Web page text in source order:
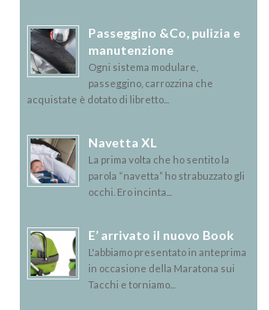
Passeggino &Co, pulizia e
manutenzione
Ogni sistema modulare,
passeggino, carrozzina che
acquistate è dotato di libretto...
Navetta XL
La prima volta che ho sentito la
parola “navetta” ho strabuzzato gli
occhi. Ero incinta...
E’ arrivato il nuovo Book
L'abbiamo presentato in anteprima
in occasione della Maratona sui
Tacchi e torniamo...